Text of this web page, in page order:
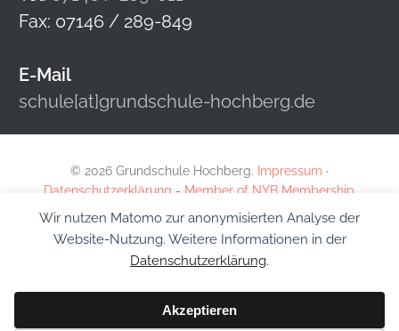
Wir nutzen Matomo zur anonymisierten Analyse der
Website-Nutzung. Weitere Informationen in der
Datenschutzerklärung.
Akzeptieren
Fax: 07146 / 289-849
E-Mail
schule[at]grundschule-hochberg.de
© 2026 Grundschule Hochberg. Impressum ·
Datenschutzerklärung - Member of NYB Membership